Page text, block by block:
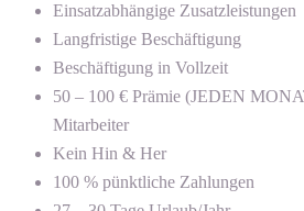
Einsatzabhängige Zusatzleistungen
Langfristige Beschäftigung
Beschäftigung in Vollzeit
50 – 100 € Prämie (JEDEN
Mitarbeiter
Kein Hin & Her
100 % pünktliche Zahlungen